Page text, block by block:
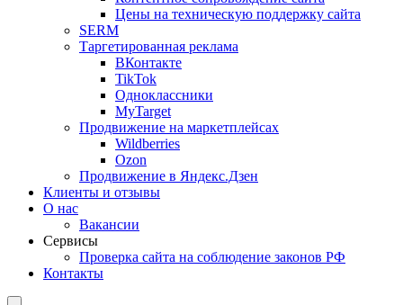
Цены на техническую поддержку сайта
SERM
Таргетированная реклама
ВКонтакте
TikTok
Одноклассники
MyTarget
Продвижение на маркетплейсах
Wildberries
Ozon
Продвижение в Яндекс.Дзен
Клиенты и отзывы
О нас
Вакансии
Сервисы
Проверка сайта на соблюдение законов РФ
Контакты